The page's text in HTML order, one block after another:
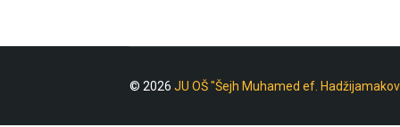
© 2026 JU OŠ "Šejh Muhamed ef.